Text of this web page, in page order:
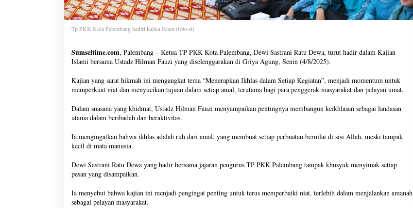
Tp PKK Kota Palembang hadiri kajian Islam (foto:st)
Sumseltime.com, Palembang – Ketua TP PKK Kota Palembang, Dewi Sastrani Ratu Dewa, turut hadir dalam Kajian
Islami bersama Ustadz Hilman Fauzi yang diselenggarakan di Griya Agung, Senin (4/8/2025).
Kajian yang sarat hikmah ini mengangkat tema “Menerapkan Ikhlas dalam Setiap Kegiatan”, menjadi momentum untuk
memperkuat niat dan menyucikan tujuan dalam setiap amal, terutama bagi para penggerak masyarakat dan pelayan umat.
Dalam suasana yang khidmat, Ustadz Hilman Fauzi menyampaikan pentingnya membangun keikhlasan sebagai landasan
utama dalam beribadah dan beraktivitas.
Ia mengingatkan bahwa ikhlas adalah ruh dari amal, yang membuat setiap perbuatan bernilai di sisi Allah, meski tampak
kecil di mata manusia.
Dewi Sastrani Ratu Dewa yang hadir bersama jajaran pengurus TP PKK Palembang tampak khusyuk menyimak setiap
pesan yang disampaikan.
Ia menyebut bahwa kajian ini menjadi pengingat penting untuk terus memperbaiki niat, terlebih dalam menjalankan amanah
sebagai pelayan masyarakat.